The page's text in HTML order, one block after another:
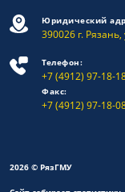
Юридический
390026 г.
Телефон:
+7 (4912) 97-18-
Факс:
+7 (4912) 97-18-
2026 © РязГМУ